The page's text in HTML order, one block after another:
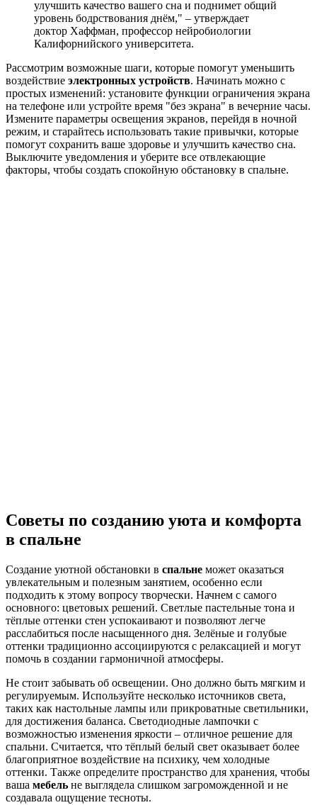
улучшить качество вашего сна и поднимет общий
уровень бодрствования днём," – утверждает
доктор Хаффман, профессор нейробиологии
Калифорнийского университета.
Рассмотрим возможные шаги, которые помогут уменьшить
воздействие электронных устройств. Начинать можно с
простых изменений: установите функции ограничения экрана
на телефоне или устройте время "без экрана" в вечерние часы.
Измените параметры освещения экранов, перейдя в ночной
режим, и старайтесь использовать такие привычки, которые
помогут сохранить ваше здоровье и улучшить качество сна.
Выключите уведомления и уберите все отвлекающие
факторы, чтобы создать спокойную обстановку в спальне.
Советы по созданию уюта и комфорта
в спальне
Создание уютной обстановки в спальне может оказаться
увлекательным и полезным занятием, особенно если
подходить к этому вопросу творчески. Начнем с самого
основного: цветовых решений. Светлые пастельные тона и
тёплые оттенки стен успокаивают и позволяют легче
расслабиться после насыщенного дня. Зелёные и голубые
оттенки традиционно ассоциируются с релаксацией и могут
помочь в создании гармоничной атмосферы.
Не стоит забывать об освещении. Оно должно быть мягким и
регулируемым. Используйте несколько источников света,
таких как настольные лампы или прикроватные светильники,
для достижения баланса. Светодиодные лампочки с
возможностью изменения яркости – отличное решение для
спальни. Считается, что тёплый белый свет оказывает более
благоприятное воздействие на психику, чем холодные
оттенки. Также определите пространство для хранения, чтобы
ваша мебель не выглядела слишком загроможденной и не
создавала ощущение тесноты.